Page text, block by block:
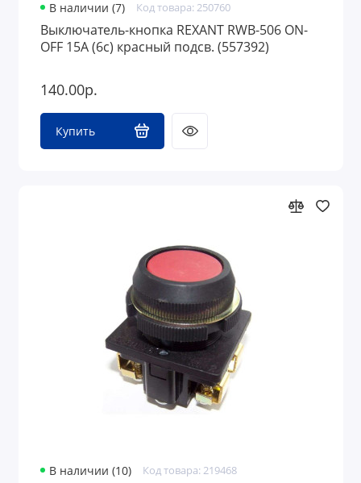
В наличии (7) Код товара: 250760
Выключатель-кнопка REXANT RWB-506 ON-
OFF 15A (6с) красный подсв. (557392)
140.00р.
Купить
В наличии (10) Код товара: 219468